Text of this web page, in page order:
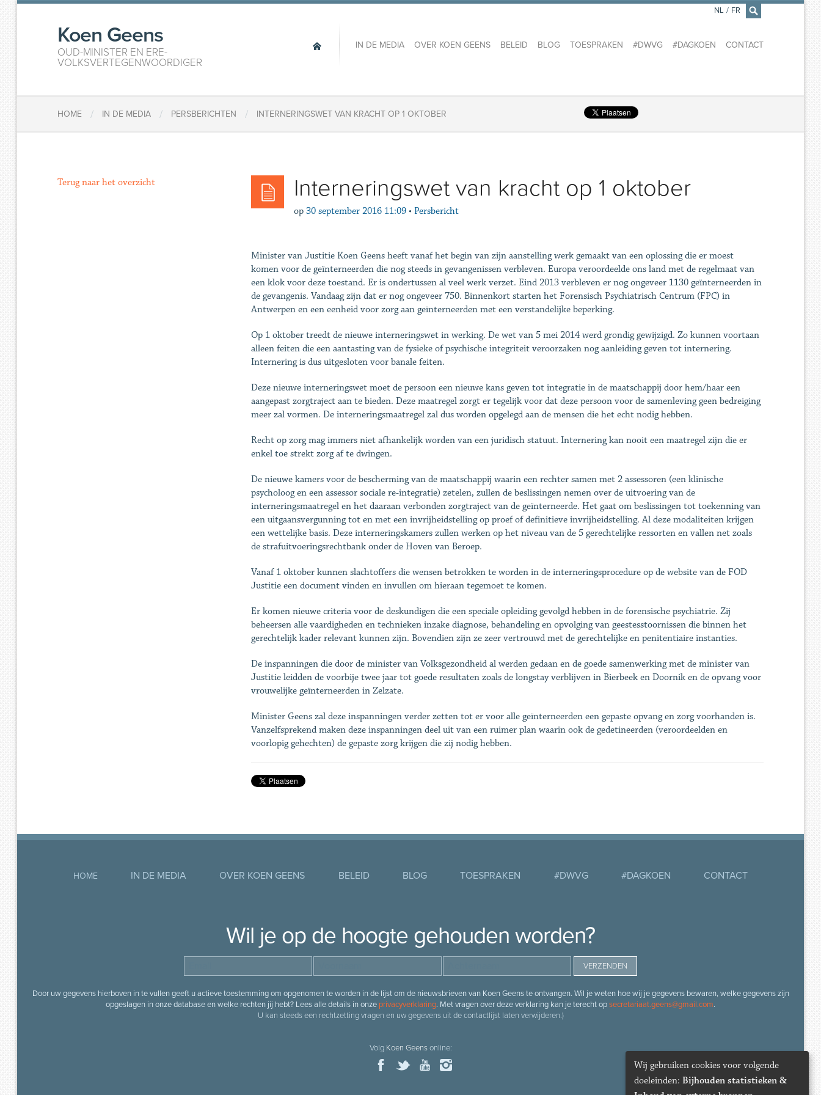
×
Koen Geens
OUD-MINISTER EN ERE-
VOLKSVERTEGENWOORDIGER
IN DE MEDIA OVER KOEN GEENS BELEID BLOG TOESPRAKEN #DWVG #DAGKOEN CONTACT
NL / FR
HOME / IN DE MEDIA / PERSBERICHTEN / INTERNERINGSWET VAN KRACHT OP 1 OKTOBER
Interneringswet van kracht op 1 oktober
op 30 september 2016 11:09 • Persbericht
Minister van Justitie Koen Geens heeft vanaf het begin van zijn aanstelling werk gemaakt van een oplossing die er moest
komen voor de geïnterneerden die nog steeds in gevangenissen verbleven. Europa veroordeelde ons land met de regelmaat van
een klok voor deze toestand. Er is ondertussen al veel werk verzet. Eind 2013 verbleven er nog ongeveer 1130 geïnterneerden in
de gevangenis. Vandaag zijn dat er nog ongeveer 750. Binnenkort starten het Forensisch Psychiatrisch Centrum (FPC) in
Antwerpen en een eenheid voor zorg aan geïnterneerden met een verstandelijke beperking.
Op 1 oktober treedt de nieuwe interneringswet in werking. De wet van 5 mei 2014 werd grondig gewijzigd. Zo kunnen voortaan
alleen feiten die een aantasting van de fysieke of psychische integriteit veroorzaken nog aanleiding geven tot internering.
Internering is dus uitgesloten voor banale feiten.
Deze nieuwe interneringswet moet de persoon een nieuwe kans geven tot integratie in de maatschappij door hem/haar een
aangepast zorgtraject aan te bieden. Deze maatregel zorgt er tegelijk voor dat deze persoon voor de samenleving geen bedreiging
meer zal vormen. De interneringsmaatregel zal dus worden opgelegd aan de mensen die het echt nodig hebben.
Recht op zorg mag immers niet afhankelijk worden van een juridisch statuut. Internering kan nooit een maatregel zijn die er
enkel toe strekt zorg af te dwingen.
De nieuwe kamers voor de bescherming van de maatschappij waarin een rechter samen met 2 assessoren (een klinische
psycholoog en een assessor sociale re-integratie) zetelen, zullen de beslissingen nemen over de uitvoering van de
interneringsmaatregel en het daaraan verbonden zorgtraject van de geïnterneerde. Het gaat om beslissingen tot toekenning van
een uitgaansvergunning tot en met een invrijheidstelling op proef of definitieve invrijheidstelling. Al deze modaliteiten krijgen
een wettelijke basis. Deze interneringskamers zullen werken op het niveau van de 5 gerechtelijke ressorten en vallen net zoals
de strafuitvoeringsrechtbank onder de Hoven van Beroep.
Vanaf 1 oktober kunnen slachtoffers die wensen betrokken te worden in de interneringsprocedure op de website van de FOD
Justitie een document vinden en invullen om hieraan tegemoet te komen.
Er komen nieuwe criteria voor de deskundigen die een speciale opleiding gevolgd hebben in de forensische psychiatrie. Zij
beheersen alle vaardigheden en technieken inzake diagnose, behandeling en opvolging van geestesstoornissen die binnen het
gerechtelijk kader relevant kunnen zijn. Bovendien zijn ze zeer vertrouwd met de gerechtelijke en penitentiaire instanties.
De inspanningen die door de minister van Volksgezondheid al werden gedaan en de goede samenwerking met de minister van
Justitie leidden de voorbije twee jaar tot goede resultaten zoals de longstay verblijven in Bierbeek en Doornik en de opvang voor
vrouwelijke geïnterneerden in Zelzate.
Minister Geens zal deze inspanningen verder zetten tot er voor alle geïnterneerden een gepaste opvang en zorg voorhanden is.
Vanzelfsprekend maken deze inspanningen deel uit van een ruimer plan waarin ook de gedetineerden (veroordeelden en
voorlopig gehechten) de gepaste zorg krijgen die zij nodig hebben.
Terug naar het overzicht
HOME IN DE MEDIA OVER KOEN GEENS BELEID BLOG TOESPRAKEN #DWVG #DAGKOEN CONTACT
Wil je op de hoogte gehouden worden?
Door uw gegevens hierboven in te vullen geeft u actieve toestemming om opgenomen te worden in de lijst om de nieuwsbrieven van Koen Geens te ontvangen. Wil je weten hoe wij je gegevens bewaren, welke gegevens zijn
opgeslagen in onze database en welke rechten jij hebt? Lees alle details in onze privacyverklaring. Met vragen over deze verklaring kan je terecht opsecretariaat.geens@gmail.com.
U kan steeds een rechtzetting vragen en uw gegevens uit de contactlijst laten verwijderen.)
Volg Koen Geensonline:
Wij gebruiken cookies voor volgende
doeleinden: Bijhouden statistieken &